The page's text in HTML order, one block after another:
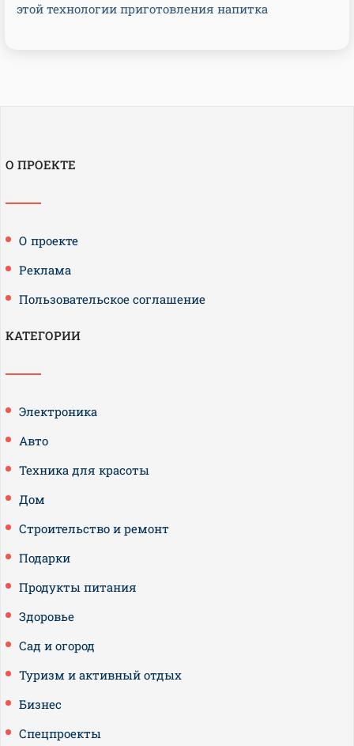
этой технологии приготовления напитка
О ПРОЕКТЕ
О проекте
Реклама
Пользовательское соглашение
КАТЕГОРИИ
Электроника
Авто
Техника для красоты
Дом
Строительство и ремонт
Подарки
Продукты питания
Здоровье
Сад и огород
Туризм и активный отдых
Бизнес
Спецпроекты